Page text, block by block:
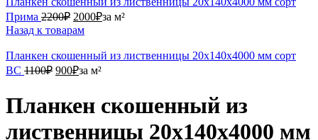
Прима 2200₽ 2200₽.
2000₽2000₽.
за м²
Назад к товарам
Планкен скошенный из лиственницы 20х140х4000 мм сорт
ВС 1100₽ 1100₽.
900₽900₽.
за м²
Планкен скошенный из
лиственницы 20х140х4000 мм